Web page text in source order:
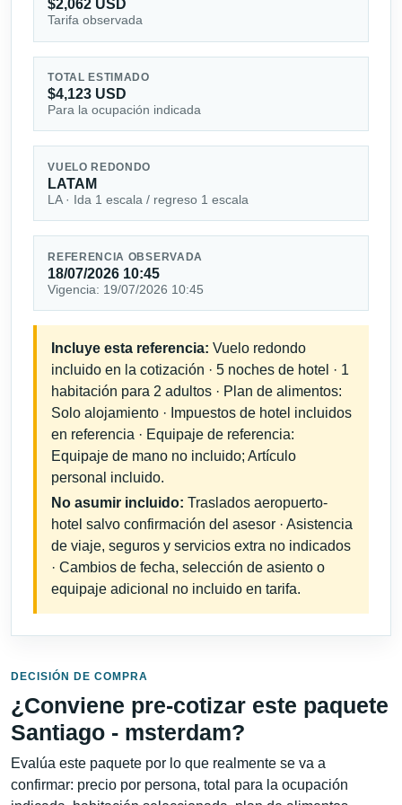
$2,062 USD
Tarifa observada
TOTAL ESTIMADO
$4,123 USD
Para la ocupación indicada
VUELO REDONDO
LATAM
LA · Ida 1 escala / regreso 1 escala
REFERENCIA OBSERVADA
18/07/2026 10:45
Vigencia: 19/07/2026 10:45
Incluye esta referencia: Vuelo redondo
incluido en la cotización · 5 noches de hotel · 1
habitación para 2 adultos · Plan de alimentos:
Solo alojamiento · Impuestos de hotel incluidos
en referencia · Equipaje de referencia:
Equipaje de mano no incluido; Artículo
personal incluido.
No asumir incluido: Traslados aeropuerto-
hotel salvo confirmación del asesor · Asistencia
de viaje, seguros y servicios extra no indicados
· Cambios de fecha, selección de asiento o
equipaje adicional no incluido en tarifa.
DECISIÓN DE COMPRA
¿Conviene pre-cotizar este paquete
Santiago - msterdam?
Evalúa este paquete por lo que realmente se va a
confirmar: precio por persona, total para la ocupación